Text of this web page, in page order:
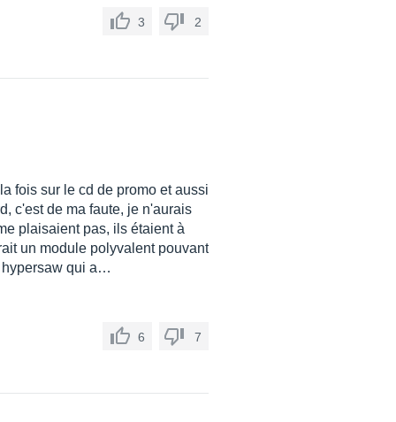
3 2
fois sur le cd de promo et aussi
c'est de ma faute, je n'aurais
plaisaient pas, ils étaient à
un module polyvalent pouvant
hypersaw qui a…
6 7